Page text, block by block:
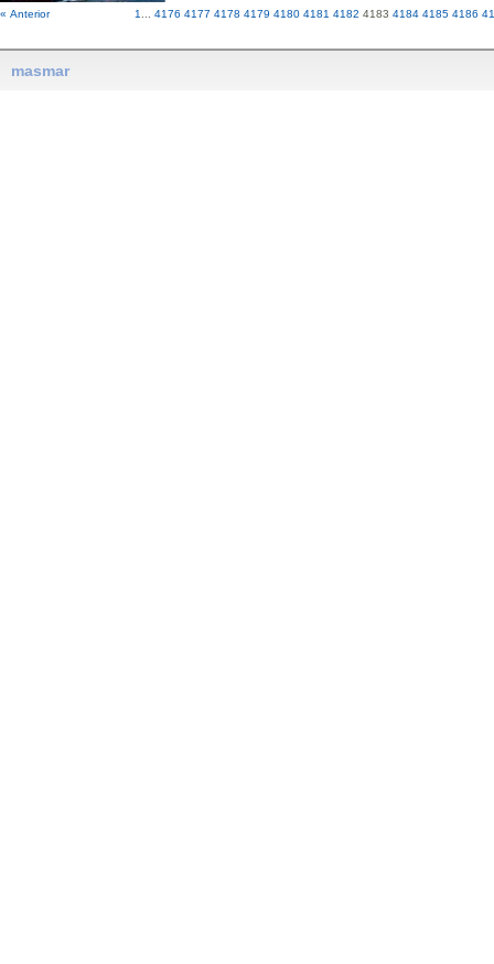
« Anterior 1... 4176 4177 4178 4179 4180 4181 4182 4183 4184 4185 4186
masmar